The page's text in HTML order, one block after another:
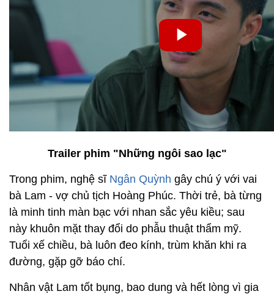
Trailer phim "Những ngôi sao lạc"
Trong phim, nghệ sĩ Ngân Quỳnh gây chú ý với vai
bà Lam - vợ chủ tịch Hoàng Phúc. Thời trẻ, bà từng
là minh tinh màn bạc với nhan sắc yêu kiều; sau
này khuôn mặt thay đổi do phẫu thuật thẩm mỹ.
Tuổi xế chiều, bà luôn đeo kính, trùm khăn khi ra
đường, gặp gỡ báo chí.
Nhân vật Lam tốt bụng, bao dung và hết lòng vì gia